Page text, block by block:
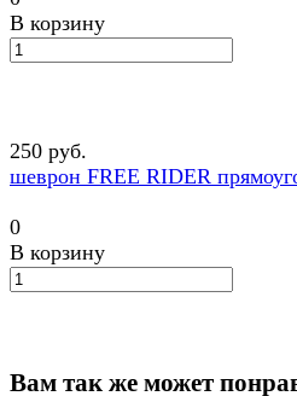
В корзину
250 руб.
шеврон FREE RIDER
0
В корзину
Вам так же может